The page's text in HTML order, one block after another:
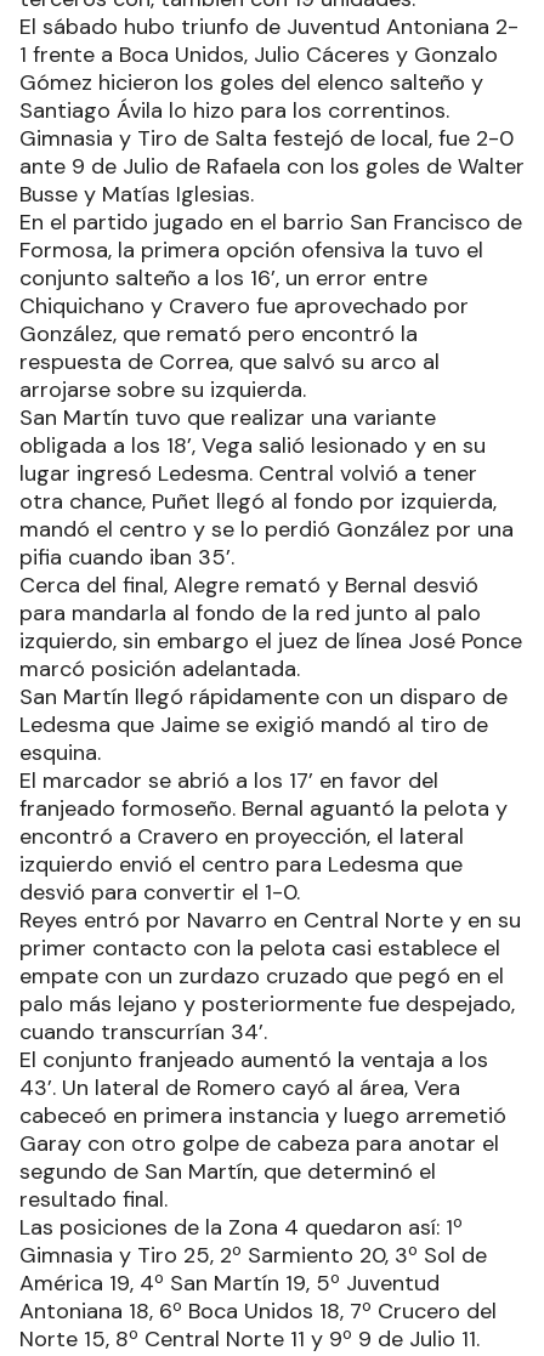
El sábado hubo triunfo de Juventud Antoniana 2-
1 frente a Boca Unidos, Julio Cáceres y Gonzalo
Gómez hicieron los goles del elenco salteño y
Santiago Ávila lo hizo para los correntinos.
Gimnasia y Tiro de Salta festejó de local, fue 2-0
ante 9 de Julio de Rafaela con los goles de Walter
Busse y Matías Iglesias.
En el partido jugado en el barrio San Francisco de
Formosa, la primera opción ofensiva la tuvo el
conjunto salteño a los 16’, un error entre
Chiquichano y Cravero fue aprovechado por
González, que remató pero encontró la
respuesta de Correa, que salvó su arco al
arrojarse sobre su izquierda.
San Martín tuvo que realizar una variante
obligada a los 18’, Vega salió lesionado y en su
lugar ingresó Ledesma. Central volvió a tener
otra chance, Puñet llegó al fondo por izquierda,
mandó el centro y se lo perdió González por una
pifia cuando iban 35’.
Cerca del final, Alegre remató y Bernal desvió
para mandarla al fondo de la red junto al palo
izquierdo, sin embargo el juez de línea José Ponce
marcó posición adelantada.
San Martín llegó rápidamente con un disparo de
Ledesma que Jaime se exigió mandó al tiro de
esquina.
El marcador se abrió a los 17’ en favor del
franjeado formoseño. Bernal aguantó la pelota y
encontró a Cravero en proyección, el lateral
izquierdo envió el centro para Ledesma que
desvió para convertir el 1-0.
Reyes entró por Navarro en Central Norte y en su
primer contacto con la pelota casi establece el
empate con un zurdazo cruzado que pegó en el
palo más lejano y posteriormente fue despejado,
cuando transcurrían 34’.
El conjunto franjeado aumentó la ventaja a los
43’. Un lateral de Romero cayó al área, Vera
cabeceó en primera instancia y luego arremetió
Garay con otro golpe de cabeza para anotar el
segundo de San Martín, que determinó el
resultado final.
Las posiciones de la Zona 4 quedaron así: 1º
Gimnasia y Tiro 25, 2º Sarmiento 20, 3º Sol de
América 19, 4º San Martín 19, 5º Juventud
Antoniana 18, 6º Boca Unidos 18, 7º Crucero del
Norte 15, 8º Central Norte 11 y 9º 9 de Julio 11.